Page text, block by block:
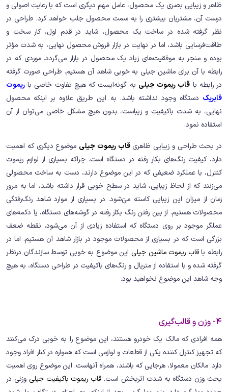
ظاهر و زیبایی بصری یک محصول، عامل مهم دیگری است که با رعایت اصولی و
درست آن، مشتریان بیشتری را به سمت محصول جلب خواهد کرد. طراحی در
نظر گرفته شده در ساخت یک محصول، شاید در قدم اول، کار سخت و
طاقت‌فرسایی باشد، اما در نهایت در بازار فروش محصول نهایی، به شدت مؤثر
بوده و منجر به موفقیت‌های زیاد یک محصول در بازار می‌گردد. موردی که در
رابطه با آن برای ماشین جیلی به خوبی شاهد آن هستیم. طراحی صورت گرفته
در رابطه با قاب ریموت جیلی به گونه‌ایست که هیچ تفاوت خاصی با ریموت
فابریک دستگاه وجود نداشته باشد. به این طریق علاوه بر اینکه محصول
نهایی، به شدت باکیفیت و زیباست، بدون هیچ مشکل خاصی می‌توان از آن
استفاده نمود.
در بحث طراحی و زیبایی ظاهریقاب ریموت جیلی موضوع دیگری که اهمیت
دارد، کیفیت رنگ‌های بکار رفته در دستگاه است. چراکه بسیاری از لوازم ریموت
کنترل، با عملکرد ضعیفی که در این موضوع دارند، دست به ساخت محصولی
می‌زنند که از لحاظ زیبایی، شاید در سطح خوبی قرار داشته باشد، اما به مرور
زمان از میزان این زیبایی کاسته می‌َشود. در بسیاری از موارد شاهد رنگ‌رفتگی
محصولات هستیم. از بین رفتن رنگ بکار رفته در گوشه‌های دستگاه، یا دکمه‌های
عملگر موجود بر روی دستگاه که استفاده زیادی از آن می‌شود، نقطه ضعف
بزرگی است که در بسیاری از محصولات موجود در بازار شاهد آن هستیم. اما در
رابطه باقاب ریموت ماشین جیلی این موضوع به خوبی توسط سازندگان درنظر
گرفته شده و با استفاده از متریال و رنگ‌های باکیفیت در طراحی دستگاه، به هیچ
وجه شاهد این موضوع نخواهید بود.
4- وزن و قالب‌گیری
همه افرادی که مالک یک خودرو هستند، این موضوع را به خوبی درک می‌کنند
که تجهیز کنترل کننده یکی از قطعات و لوازمی است که همواره در کنار افراد وجود
دارد. مالکان معمولا، هرجایی که باشند، همراه آنهاست. این موضوع روی اهمیت
بحث وزن دستگاه به شدت اثربخش است. قاب ریموت باکیفیت جیلی وزنی در